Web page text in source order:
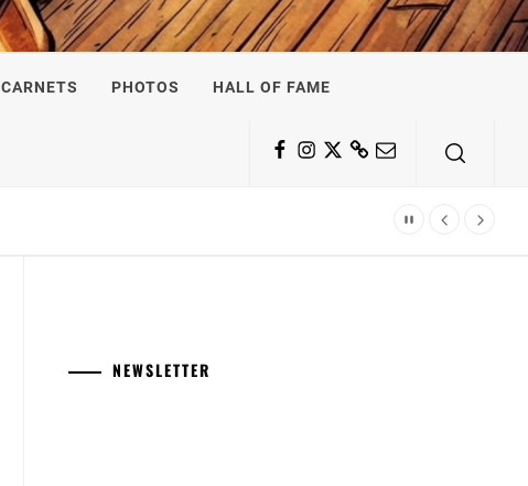
CARNETS PHOTOS HALL OF FAME
Facebook
Instagram
TwitterSubstack
Email
NEWSLETTER